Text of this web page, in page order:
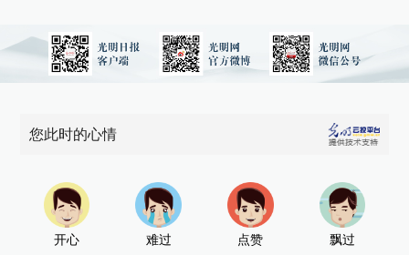
您此时的心情
开心 难过 点赞 飘过